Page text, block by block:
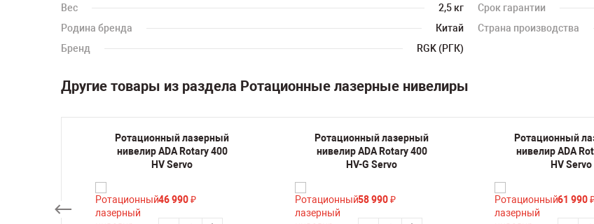
Вес
2,5 кг Срок гарантии
Родина бренда
Китай Страна производства
Бренд
RGK (РГК)
Другие товары из раздела Ротационные лазерные нивелиры
Ротационный лазерный
нивелир ADA Rotary 400
HV Servo
46 990 ₽
Ротационный лазерный
нивелир ADA Rotary 400
HV-G Servo
58 990 ₽
Ротационный
нивелир ADA
HV Servo
61 990